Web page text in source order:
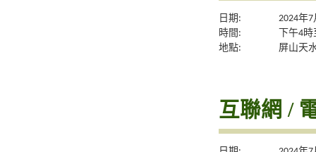
日期:
2024年
時間:
下午4
地點:
屏山天
互聯網 /